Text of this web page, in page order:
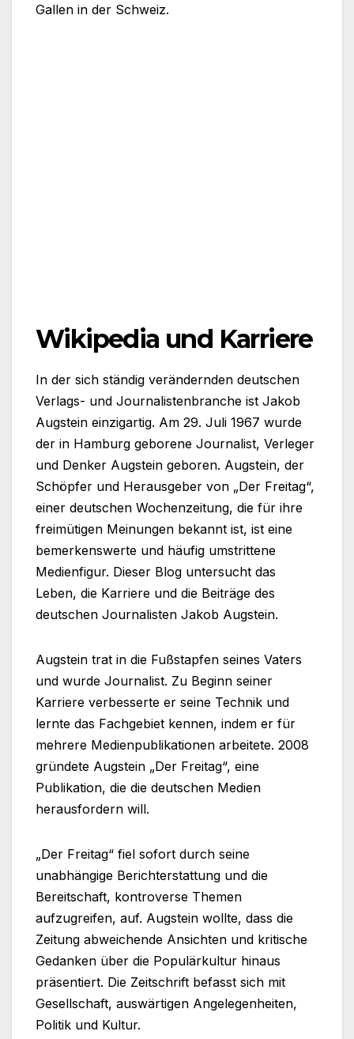
Gallen in der Schweiz.
Wikipedia und Karriere
In der sich ständig verändernden deutschen
Verlags- und Journalistenbranche ist Jakob
Augstein einzigartig. Am 29. Juli 1967 wurde
der in Hamburg geborene Journalist, Verleger
und Denker Augstein geboren. Augstein, der
Schöpfer und Herausgeber von „Der Freitag“,
einer deutschen Wochenzeitung, die für ihre
freimütigen Meinungen bekannt ist, ist eine
bemerkenswerte und häufig umstrittene
Medienfigur. Dieser Blog untersucht das
Leben, die Karriere und die Beiträge des
deutschen Journalisten Jakob Augstein.
Augstein trat in die Fußstapfen seines Vaters
und wurde Journalist. Zu Beginn seiner
Karriere verbesserte er seine Technik und
lernte das Fachgebiet kennen, indem er für
mehrere Medienpublikationen arbeitete. 2008
gründete Augstein „Der Freitag“, eine
Publikation, die die deutschen Medien
herausfordern will.
„Der Freitag“ fiel sofort durch seine
unabhängige Berichterstattung und die
Bereitschaft, kontroverse Themen
aufzugreifen, auf. Augstein wollte, dass die
Zeitung abweichende Ansichten und kritische
Gedanken über die Populärkultur hinaus
präsentiert. Die Zeitschrift befasst sich mit
Gesellschaft, auswärtigen Angelegenheiten,
Politik und Kultur.